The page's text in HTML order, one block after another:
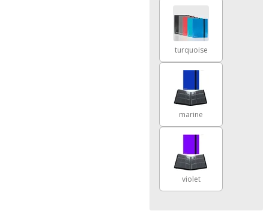
turquoise
marine
violet